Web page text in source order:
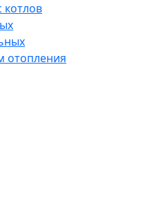
котлов
отопления